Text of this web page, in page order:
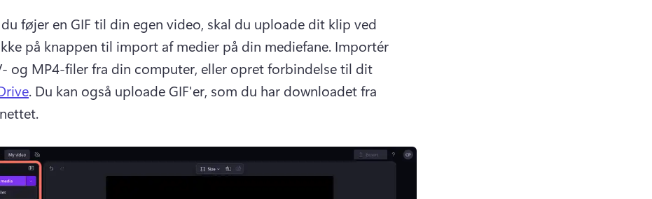
føjer en GIF til din egen video, skal du uploade dit klip ved
på knappen til import af medier på din mediefane. Importér
og MP4-filer fra din computer, eller opret forbindelse til dit
. Du kan også uploade GIF'er, som du har downloadet fra